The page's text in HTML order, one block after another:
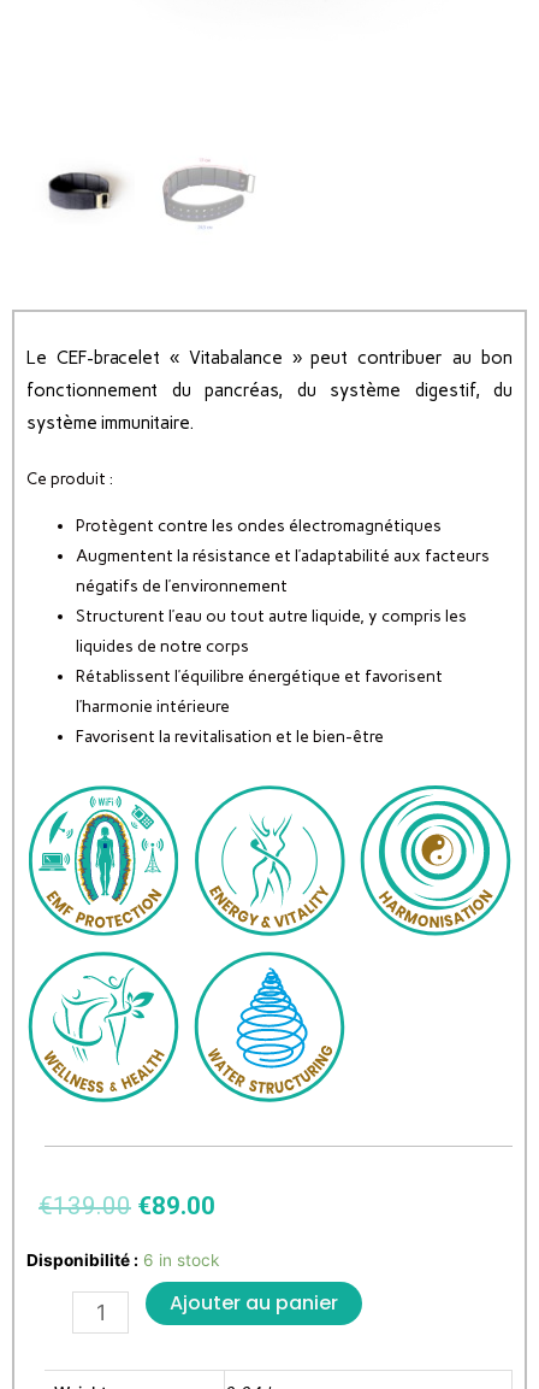
Le CEF-bracelet « Vitabalance » peut contribuer au bon
fonctionnement du pancréas, du système digestif, du
système immunitaire.
Ce produit :
Protègent contre les ondes électromagnétiques
Augmentent la résistance et l’adaptabilité aux facteurs
négatifs de l’environnement
Structurent l’eau ou tout autre liquide, y compris les
liquides de notre corps
Rétablissent l’équilibre énergétique et favorisent
l’harmonie intérieure
Favorisent la revitalisation et le bien-être
€139.00 €89.00
Disponibilité : 6 in stock
Ajouter au panier